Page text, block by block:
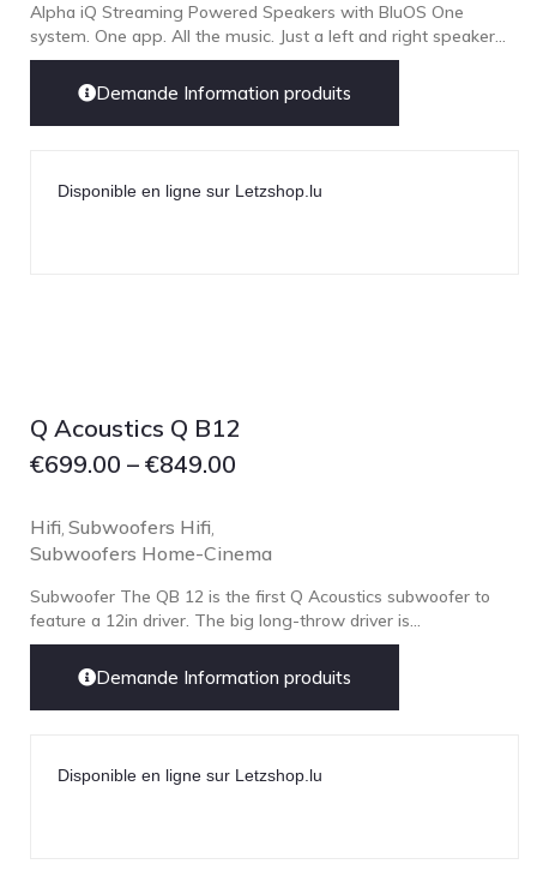
Alpha iQ Streaming Powered Speakers with BluOS One
system. One app. All the music. Just a left and right speaker...
Demande Information produits
Disponible en ligne sur Letzshop.lu
Q Acoustics Q B12
€699.00 – €849.00
Hifi Subwoofers Hifi
Subwoofers Home-Cinema
Subwoofer The QB 12 is the first Q Acoustics subwoofer to
feature a 12in driver. The big long-throw driver is...
Demande Information produits
Disponible en ligne sur Letzshop.lu